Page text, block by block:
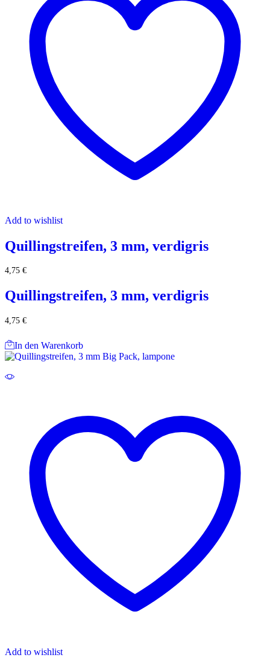
Add to wishlist
Quillingstreifen, 3 mm, verdigris
4,75 €
Quillingstreifen, 3 mm, verdigris
4,75 €
In den Warenkorb
Add to wishlist